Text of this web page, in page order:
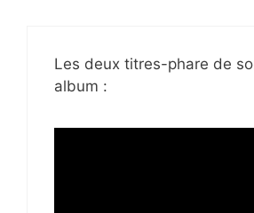
Les deux titres-phare de
album :